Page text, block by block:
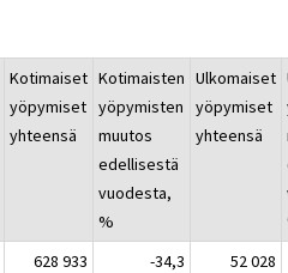
Kotimaiset
yöpymiset
yhteensä
Kotimaisten
yöpymisten
muutos
edellisestä
vuodesta,
%
Ulkomaiset
yöpymiset
yhteensä
628 933 -34,3 52 028